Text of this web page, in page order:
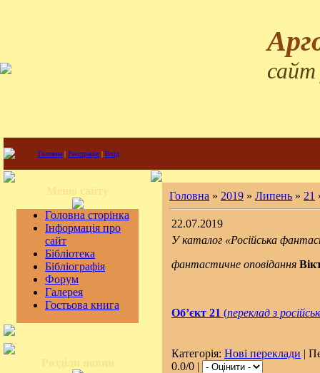
сайт
Головна | Реєстрація | Вхід
Головна сторінка
Інформація про
сайт
Бібліотека
Бібліографія
Форум
Галерея
Гостьова книга
Головна » 2019 » Липень » 21
22.07.2019
У каталог «Російська
фантастичне оповідання
Об’єкт 21 (переклад з
Категорія: Нові переклади |
0.0/0 |